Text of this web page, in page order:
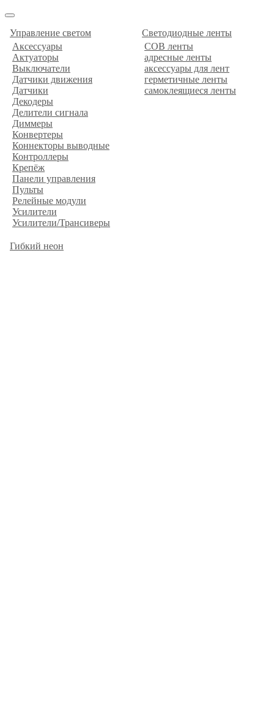
Управление светом
Аксессуары
Актуаторы
Выключатели
Датчики движения
Датчики
Декодеры
Делители сигнала
Диммеры
Конвертеры
Коннекторы выводные
Контроллеры
Крепёж
Панели управления
Пульты
Релейные модули
Усилители
Усилители/Трансиверы
Светодиодные ленты
COB ленты
адресные ленты
аксессуары для лент
герметичные ленты
самоклеящиеся ленты
Гибкий неон